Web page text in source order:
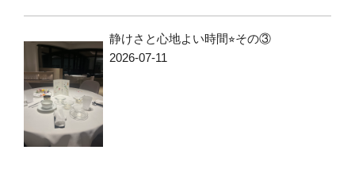
静けさと心地よい時間⭐︎その③
2026-07-11